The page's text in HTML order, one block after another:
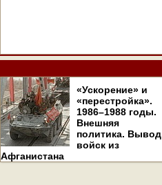
«Ускорение» и
«перестройка».
1986–1988 годы.
Внешняя
политика. Вывод
войск из
Афганистана